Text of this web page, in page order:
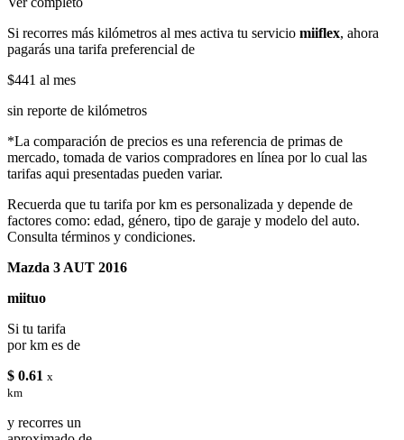
Si recorres más kilómetros al mes activa tu servicio miiflex, ahora
pagarás una tarifa preferencial de
$441 al mes
sin reporte de kilómetros
*La comparación de precios es una referencia de primas de
mercado, tomada de varios compradores en línea por lo cual las
tarifas aqui presentadas pueden variar.
Recuerda que tu tarifa por km es personalizada y depende de
factores como: edad, género, tipo de garaje y modelo del auto.
Consulta términos y condiciones.
Mazda 3 AUT 2016
miituo
Si tu tarifa
por km es de
$ 0.61 x
km
y recorres un